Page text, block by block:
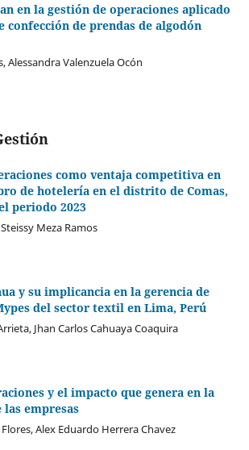
en la gestión de operaciones aplicado
confección de prendas de algodón
Alessandra Valenzuela Ocón
como ventaja competitiva en
de hotelería en el distrito de Comas,
periodo 2023
Meza Ramos
y su implicancia en la gerencia de
del sector textil en Lima, Perú
Jhan Carlos Cahuaya Coaquira
y el impacto que genera en la
empresas
Alex Eduardo Herrera Chavez